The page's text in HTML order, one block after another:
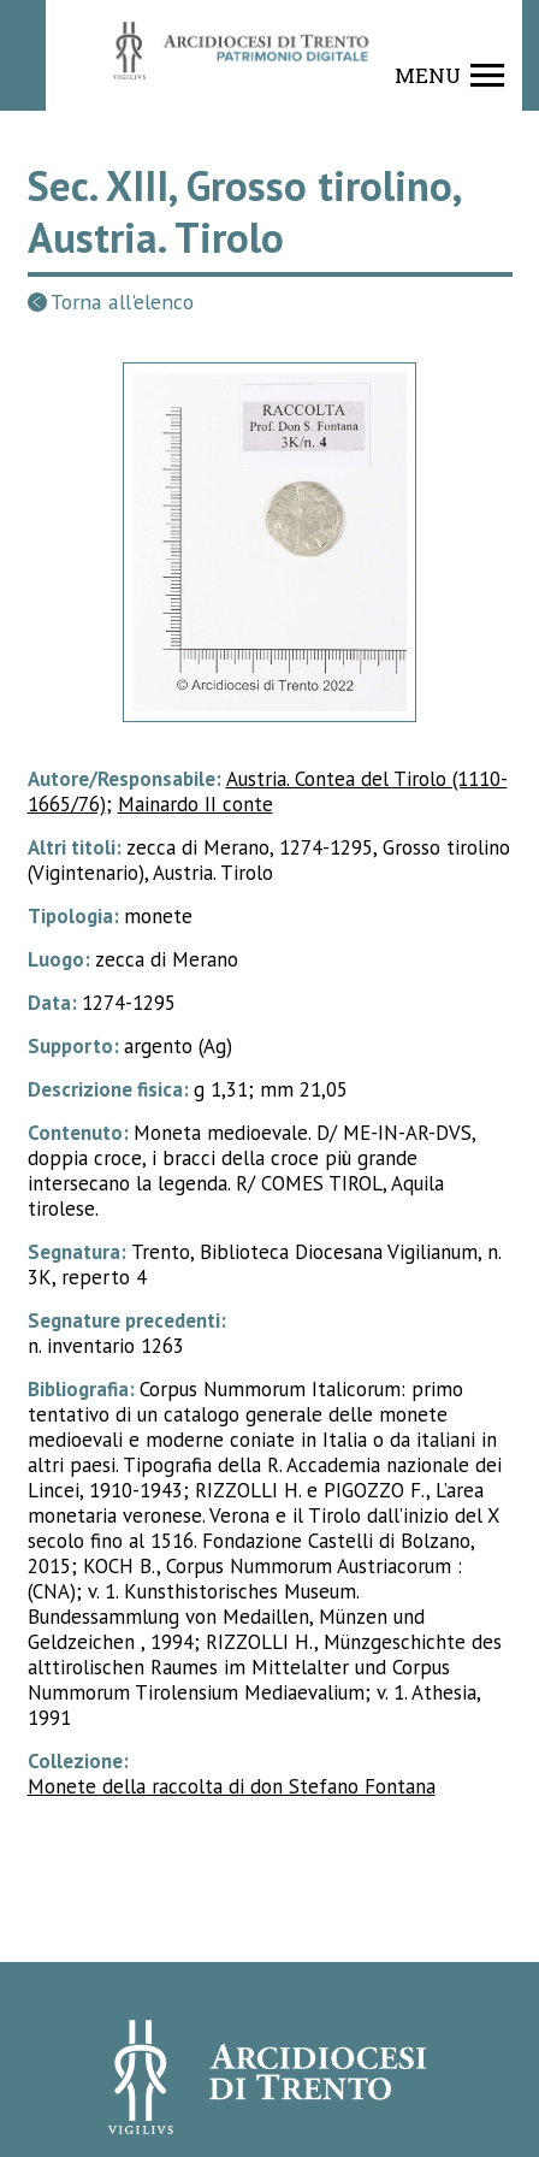
MENU
Sec. XIII, Grosso tirolino,
Austria. Tirolo
Torna all'elenco
Autore/Responsabile:Austria. Contea del Tirolo (1110-
1665/76); Mainardo II conte
Altri titoli: zecca di Merano, 1274-1295, Grosso tirolino
(Vigintenario), Austria. Tirolo
Tipologia: monete
Luogo: zecca di Merano
Data: 1274-1295
Supporto:argento (Ag)
Descrizione fisica:g 1,31; mm 21,05
Contenuto: Moneta medioevale. D/ ME-IN-AR-DVS,
doppia croce, i bracci della croce più grande
intersecano la legenda. R/ COMES TIROL, Aquila
tirolese.
Segnatura: Trento, Biblioteca Diocesana Vigilianum, n.
3K, reperto 4
Segnature precedenti:
n. inventario 1263
Bibliografia:Corpus Nummorum Italicorum: primo
tentativo di un catalogo generale delle monete
medioevali e moderne coniate in Italia o da italiani in
altri paesi. Tipografia della R. Accademia nazionale dei
Lincei, 1910-1943; RIZZOLLI H. e PIGOZZO F., L’area
monetaria veronese. Verona e il Tirolo dall’inizio del X
secolo fino al 1516. Fondazione Castelli di Bolzano,
2015; KOCH B., Corpus Nummorum Austriacorum :
(CNA); v. 1. Kunsthistorisches Museum.
Bundessammlung von Medaillen, Münzen und
Geldzeichen , 1994; RIZZOLLI H., Münzgeschichte des
alttirolischen Raumes im Mittelalter und Corpus
Nummorum Tirolensium Mediaevalium; v. 1. Athesia,
1991
Collezione:
Monete della raccolta di don Stefano Fontana